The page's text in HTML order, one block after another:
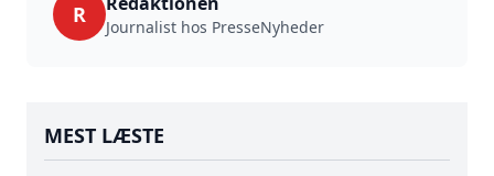
R Journalist hos PresseNyheder
MEST LÆSTE